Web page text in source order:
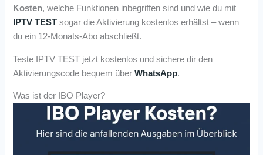
Kosten, welche Funktionen inbegriffen sind und wie du mit
IPTV TEST sogar die Aktivierung kostenlos erhältst – wenn
du ein 12-Monats-Abo abschließt.
Teste IPTV TEST jetzt kostenlos und sichere dir den
Aktivierungscode bequem überWhatsApp.
Was ist der IBO Player?